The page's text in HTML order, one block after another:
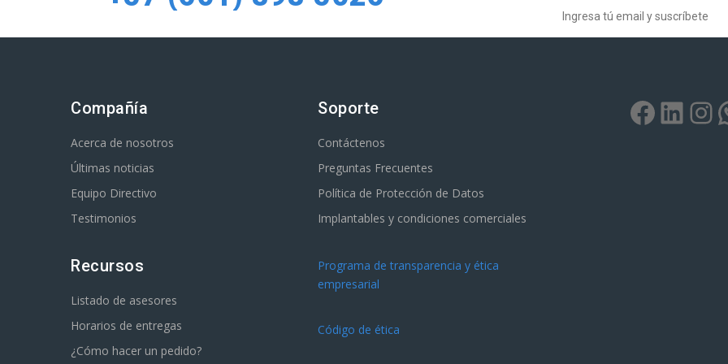
Compañía
Acerca de nosotros
Últimas noticias
Equipo Directivo
Testimonios
Recursos
Listado de asesores
Horarios de entregas
¿Cómo hacer un pedido?
Soporte
Contáctenos
Preguntas Frecuentes
Política de Protección de Datos
Implantables y condiciones comerciales
Programa de transparencia y ética
empresarial
Código de ética